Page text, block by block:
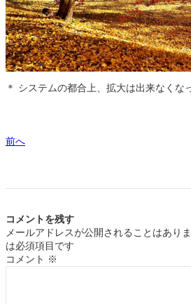
＊ システムの都合上、拡大は出来なくな
前へ
コメントを残す
メールアドレスが公開されることはありま
は必須項目です
コメント ※